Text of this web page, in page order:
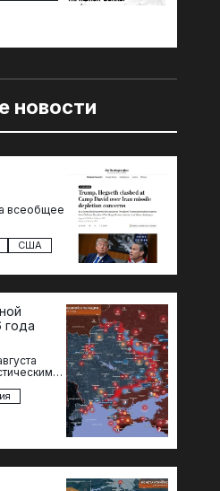
новости
всеобщее
Питом
США
года